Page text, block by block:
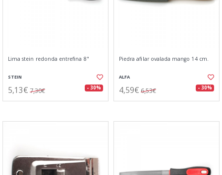
Lima stein redonda entrefina 8"
STEIN
5,13€ 7,30€ - 30%
Piedra afilar ovalada mango 14 cm.
ALFA
4,59€ 6,53€ - 30%